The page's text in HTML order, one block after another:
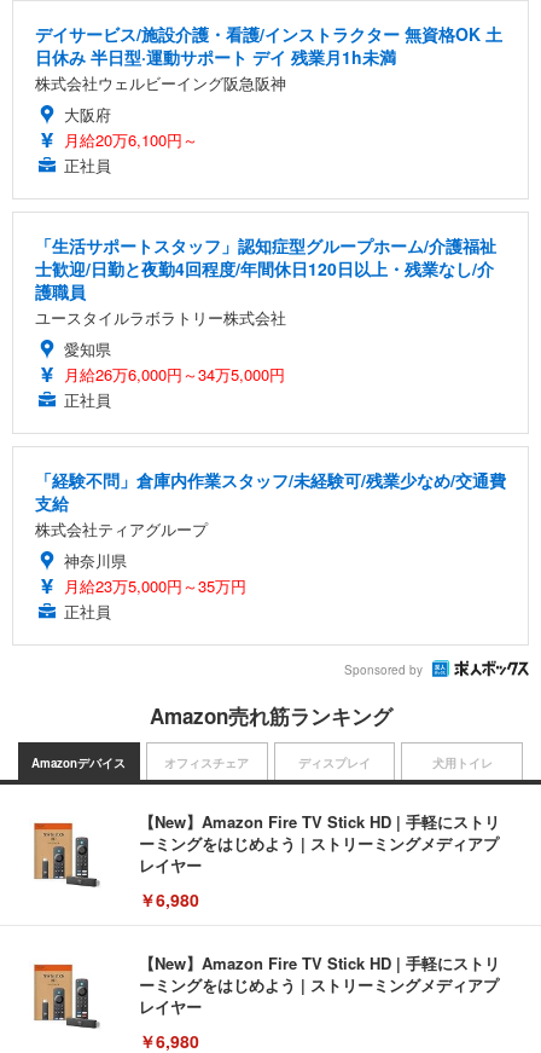
デイサービス/施設介護・看護/インストラクター 無資格OK 土
日休み 半日型·運動サポート デイ 残業月1h未満
株式会社ウェルビーイング阪急阪神
大阪府
月給20万6,100円～
正社員
「生活サポートスタッフ」認知症型グループホーム/介護福祉
士歓迎/日勤と夜勤4回程度/年間休日120日以上・残業なし/介
護職員
ユースタイルラボラトリー株式会社
愛知県
月給26万6,000円～34万5,000円
正社員
「経験不問」倉庫内作業スタッフ/未経験可/残業少なめ/交通費
支給
株式会社ティアグループ
神奈川県
月給23万5,000円～35万円
正社員
Sponsored by
Amazon売れ筋ランキング
Amazonデバイス
【New】Amazon Fire TV Stick HD | 手軽にストリ
ーミングをはじめよう | ストリーミングメディアプ
レイヤー
￥6,980
【New】Amazon Fire TV Stick HD | 手軽にストリ
ーミングをはじめよう | ストリーミングメディアプ
レイヤー
￥6,980
オフィスチェア ディスプレイ 犬用トイレ